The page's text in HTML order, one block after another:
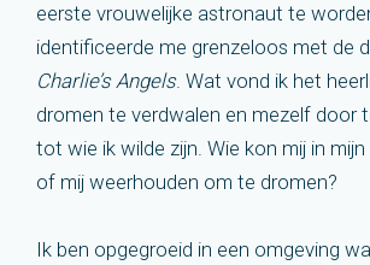
eerste vrouwelijke astronaut te
identificeerde me grenzeloos met de
Charlie’s Angels. Wat vond ik het
dromen te verdwalen en mezelf door
tot wie ik wilde zijn. Wie kon mij in
of mij weerhouden om te dromen?
Ik ben opgegroeid in een omgeving